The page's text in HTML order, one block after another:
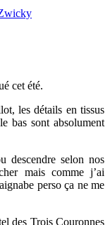
cet été.
les détails en tissus
bas sont absolument
descendre selon nos
mais comme j’ai
perso ça ne me
des Trois Couronnes